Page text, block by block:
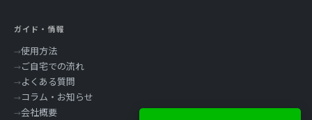
ガイド・情報
使用方法
ご自宅での流れ
よくある質問
コラム・お知らせ
会社概要